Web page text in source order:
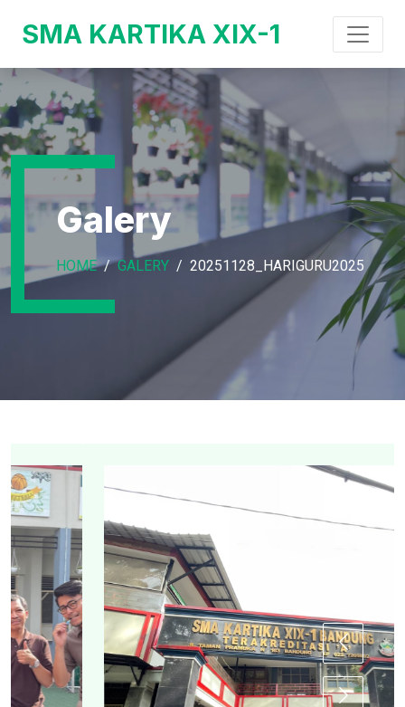
SMA KARTIKA XIX-1
Galery
HOME GALERY 20251128_HARIGURU2025